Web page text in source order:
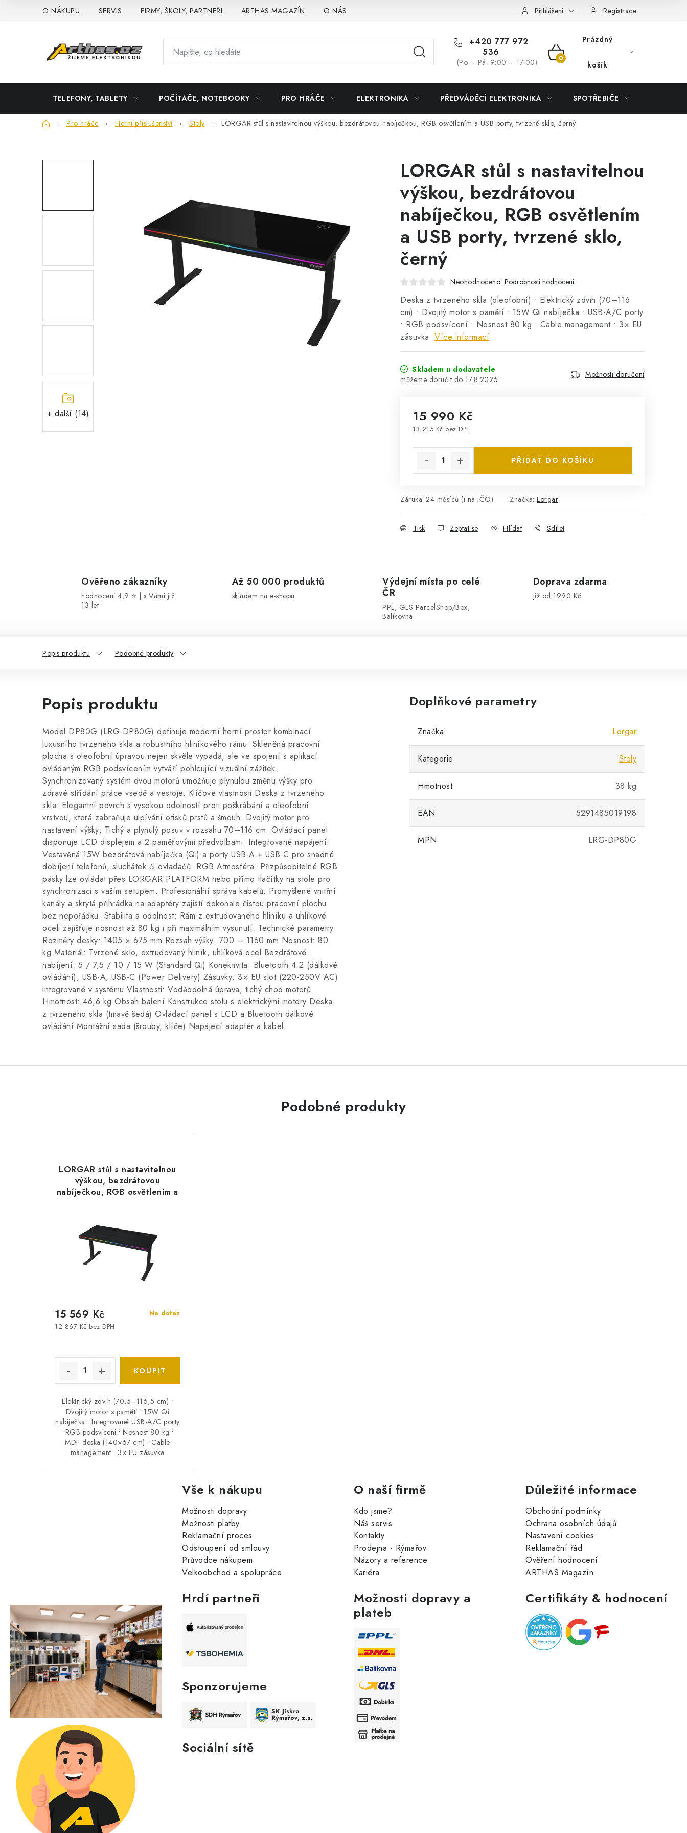
O NÁKUPU SERVIS FIRMY, ŠKOLY, PARTNEŘI ARTHAS MAGAZÍN O NÁS Přihlášení Registrace
+420 777 972
536
(Po – Pá: 9:00 – 17:00)
NÁKUPNÍ
Prázdný
košík
TELEFONY, TABLETY POČÍTAČE, NOTEBOOKY PRO HRÁČE ELEKTRONIKA PŘEDVÁDĚCÍ ELEKTRONIKA SPOTŘEBIČE
DomůPro hráče Herní příslušenství Stoly LORGAR stůl s nastavitelnou výškou, bezdrátovou nabíječkou, RGB osvětlením a USB porty, tvrzené sklo, černý
+ další (14)
LORGAR stůl s nastavitelnou
výškou, bezdrátovou
nabíječkou, RGB osvětlením
a USB porty, tvrzené sklo,
černý
Neohodnoceno Podrobnosti hodnocení
Deska z tvrzeného skla (oleofobní) • Elektrický zdvih (70–116
cm) • Dvojitý motor s pamětí • 15W Qi nabíječka • USB-A/C porty
• RGB podsvícení • Nosnost 80 kg • Cable management • 3× EU
zásuvka Více informací
Skladem u dodavatele
17.8.2026
Možnosti doručení
15 990 Kč
13 215 Kč bez DPH
PŘIDAT DO KOŠÍKU
Záruka: 24 měsíců (i na IČO) Značka: Lorgar
Tisk Zeptat se Hlídat Sdílet
Ověřeno zákazníky
hodnocení 4,9 ⭐ | s Vámi již
13 let
Až 50 000 produktů
skladem na e-shopu
Výdejní místa po celé
ČR
PPL, GLS ParcelShop/Box,
Balíkovna
Doprava zdarma
již od 1990 Kč
Popis produktu Podobné produkty
Popis produktu
Model DP80G (LRG-DP80G) definuje moderní herní prostor kombinací
luxusního tvrzeného skla a robustního hliníkového rámu. Skleněná pracovní
plocha s oleofobní úpravou nejen skvěle vypadá, ale ve spojení s aplikací
ovládaným RGB podsvícením vytváří pohlcující vizuální zážitek.
Synchronizovaný systém dvou motorů umožňuje plynulou změnu výšky pro
zdravé střídání práce vsedě a vestoje. Klíčové vlastnosti Deska z tvrzeného
skla: Elegantní povrch s vysokou odolností proti poškrábání a oleofobní
vrstvou, která zabraňuje ulpívání otisků prstů a šmouh. Dvojitý motor pro
nastavení výšky: Tichý a plynulý posuv v rozsahu 70–116 cm. Ovládací panel
disponuje LCD displejem a 2 paměťovými předvolbami. Integrované napájení:
Vestavěná 15W bezdrátová nabíječka (Qi) a porty USB-A + USB-C pro snadné
dobíjení telefonů, sluchátek či ovladačů. RGB Atmosféra: Přizpůsobitelné RGB
pásky lze ovládat přes LORGAR PLATFORM nebo přímo tlačítky na stole pro
synchronizaci s vaším setupem. Profesionální správa kabelů: Promyšlené vnitřní
kanály a skrytá přihrádka na adaptéry zajistí dokonale čistou pracovní plochu
bez nepořádku. Stabilita a odolnost: Rám z extrudovaného hliníku a uhlíkové
oceli zajišťuje nosnost až 80 kg i při maximálním vysunutí. Technické parametry
Rozměry desky: 1405 × 675 mm Rozsah výšky: 700 – 1160 mm Nosnost: 80
kg Materiál: Tvrzené sklo, extrudovaný hliník, uhlíková ocel Bezdrátové
nabíjení: 5 / 7,5 / 10 / 15 W (Standard Qi) Konektivita: Bluetooth 4.2 (dálkové
ovládání), USB-A, USB-C (Power Delivery) Zásuvky: 3× EU slot (220-250V AC)
integrované v systému Vlastnosti: Voděodolná úprava, tichý chod motorů
Hmotnost: 46,6 kg Obsah balení Konstrukce stolu s elektrickými motory Deska
z tvrzeného skla (tmavě šedá) Ovládací panel s LCD a Bluetooth dálkové
ovládání Montážní sada (šrouby, klíče) Napájecí adaptér a kabel
Doplňkové parametry
Značka Lorgar
Kategorie Stoly
Hmotnost 38 kg
EAN 5291485019198
MPN LRG-DP80G
Podobné produkty
LORGAR stůl s nastavitelnou
výškou, bezdrátovou
nabíječkou, RGB osvětlením a
Na dotaz
12 867 Kč bez DPH
15 569 Kč
Elektrický zdvih (70,5–116,5 cm) •
Dvojitý motor s pamětí • 15W Qi
nabíječka • Integrované USB-A/C porty
• RGB podsvícení • Nosnost 80 kg •
MDF deska (140×67 cm) • Cable
management • 3× EU zásuvka
Vše k nákupu
Možnosti dopravy
Možnosti platby
Reklamační proces
Odstoupení od smlouvy
Průvodce nákupem
Velkoobchod a spolupráce
O naší firmě
Kdo jsme?
Náš servis
Kontakty
Prodejna - Rýmařov
Názory a reference
Kariéra
Důležité informace
Obchodní podmínky
Ochrana osobních údajů
Nastavení cookies
Reklamační řád
Ověření hodnocení
ARTHAS Magazín
Hrdí partneři
Sponzorujeme
Sociální sítě
Možnosti dopravy a
plateb
Certifikáty & hodnocení